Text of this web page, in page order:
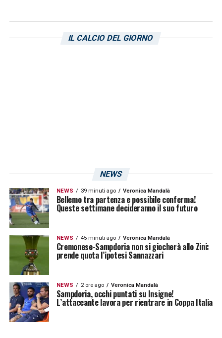
IL CALCIO DEL GIORNO
NEWS
NEWS 39 minuti ago Veronica Mandalà
Bellemo tra partenza e possibile conferma!
Queste settimane decideranno il suo futuro
NEWS 45 minuti ago Veronica Mandalà
Cremonese-Sampdoria non si giocherà allo Zini:
prende quota l’ipotesi Sannazzari
NEWS 2 ore ago Veronica Mandalà
Sampdoria, occhi puntati su Insigne!
L’attaccante lavora per rientrare in Coppa Italia